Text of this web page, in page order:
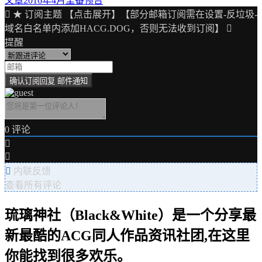
章
导
航
★ 订阅主题 【点击展开】【部分邮箱订阅需在设置-反垃圾-
域名白名单内添加HACG.DOG，否则无法收到订阅】
提醒
0 评论
内联反馈
查看所有评论
琉璃神社（Black&White）是一个分享最
新最酷的ACG同人作品资讯社团,在这里
你能找到很多欢乐。